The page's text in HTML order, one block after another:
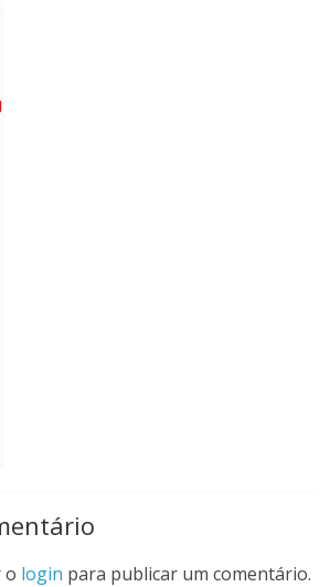
o login para publicar um comentário.